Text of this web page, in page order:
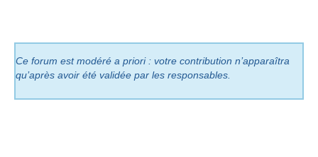
Ce forum est modéré a priori : votre contribution n’apparaîtra
qu’après avoir été validée par les responsables.